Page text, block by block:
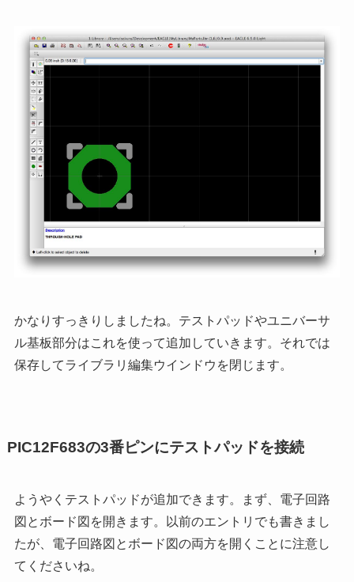
かなりすっきりしましたね。テストパッドやユニバーサ
ル基板部分はこれを使って追加していきます。それでは
保存してライブラリ編集ウインドウを閉じます。
PIC12F683の3番ピンにテストパッドを接続
ようやくテストパッドが追加できます。まず、電子回路
図とボード図を開きます。以前のエントリでも書きまし
たが、電子回路図とボード図の両方を開くことに注意し
てくださいね。